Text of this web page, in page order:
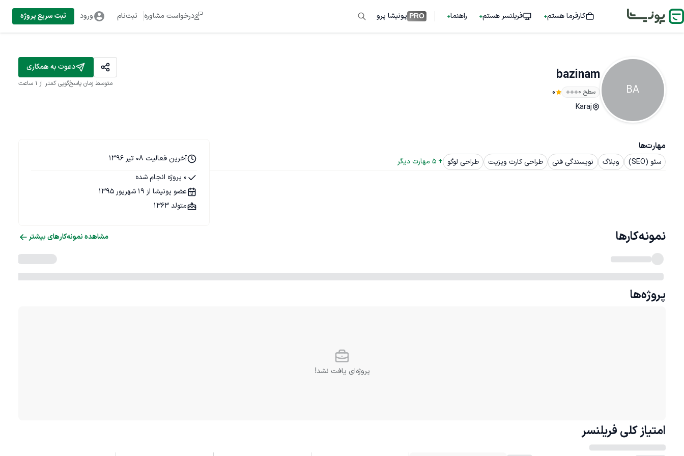
کارفرما هستم فریلنسر هستم راهنما PRO پونیشا پرو درخواست مشاوره ثبت‌نام ورود ثبت سریع پروژه
BA
bazinam
سطح ۰ 0
Karaj
دعوت به همکاری
متوسط زمان پاسخ‌گویی کمتر از 1 ساعت
مهارت‌ها
سئو (SEO) وبلاگ نویسندگی فنی طراحی کارت ویزیت طراحی لوگو +
5 مهارت دیگر
آخرین فعالیت 08 تیر 1396
0 پروژه انجام شده
عضو پونیشا از 19 شهریور 1395
متولد 1363
نمونه‌کارها مشاهده نمونه‌کارهای بیشتر
پروژه‌ها
پروژه‌ای یافت نشد!
امتیاز کلی فریلنسر